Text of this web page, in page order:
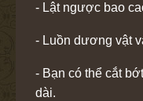
- Lật ngược bao
- Luồn dương vật
- Bạn có thể cắt
dài.